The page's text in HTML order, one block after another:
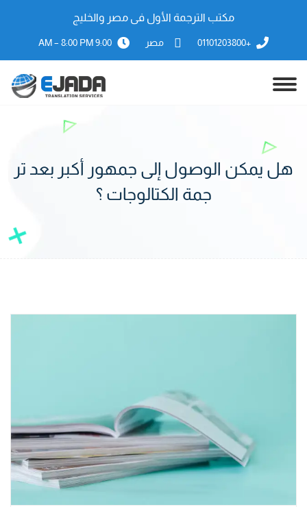
مكتب الترجمة الأول فى مصر والخليج
+01101203800 مصر 9:00 AM – 8:00 PM
هل يمكن الوصول إلى جمهور أكبر بعد تر
جمة الكتالوجات ؟